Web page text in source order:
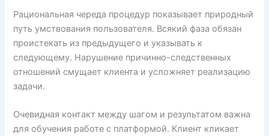
Рациональная череда процедур показывает природный
путь умствования пользователя. Всякий фаза обязан
проистекать из предыдущего и указывать к
следующему. Нарушение причинно-следственных
отношений смущает клиента и усложняет реализацию
задачи.
Очевидная контакт между шагом и результатом важна
для обучения работе с платформой. Клиент кликает